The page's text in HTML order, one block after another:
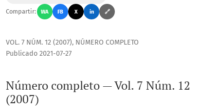
VOL. 7 NÚM. 12 (2007), NÚMERO COMPLETO
Número completo — Vol. 7 Núm. 12
(2007)
Compartir: WA FB X in 🔗
Publicado 2021-07-27